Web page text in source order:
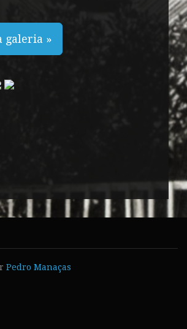
galeria »
Pedro Manaças